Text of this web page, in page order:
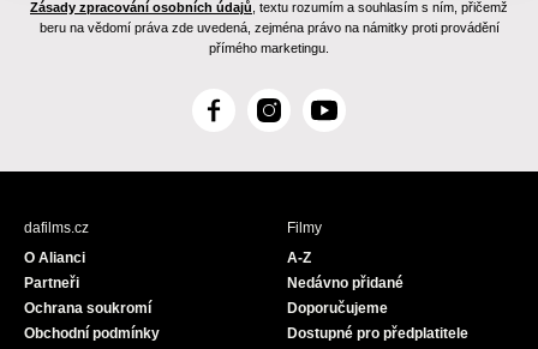
Zásady zpracování osobních údajů , textu rozumím a souhlasím s ním, přičemž
beru na vědomí práva zde uvedená, zejména právo na námitky proti provádění
přímého marketingu.
F
c
I
s
Y
u
dafilms.cz
O Alianci
Partneři
Ochrana soukromí
Obchodní podmínky
Filmy
A-Z
Nedávno přidané
Doporučujeme
Dostupné pro předplatitele